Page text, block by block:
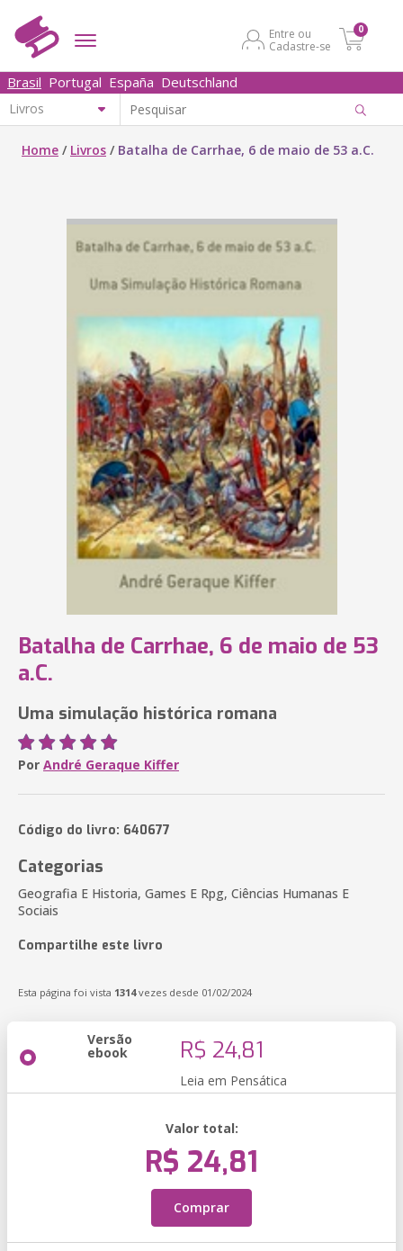
Entre ou
Cadastre-se
0
Brasil Portugal España Deutschland
Home / Livros / Batalha de Carrhae, 6 de maio de 53 a.C.
Batalha de Carrhae, 6 de maio de 53
a.C.
Uma simulação histórica romana
Por André Geraque Kiffer
Código do livro: 640677
Categorias
Geografia E Historia, Games E Rpg, Ciências Humanas E
Sociais
Compartilhe este livro
Esta página foi vista 1314vezes desde 01/02/2024
Versão
ebook R$ 24,81
Leia em Pensática
Valor total:
R$ 24,81
Comprar